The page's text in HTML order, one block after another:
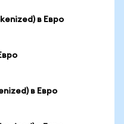
в Евро
в Евро